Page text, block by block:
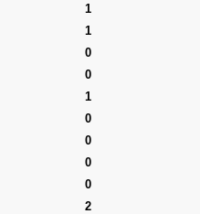
1
1
0
0
1
0
0
0
0
2